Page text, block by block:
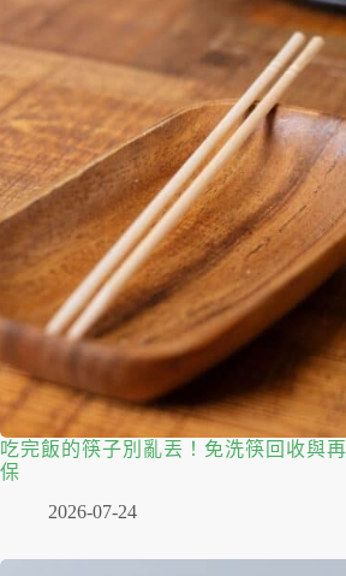
吃完飯的筷子別亂丟！免洗筷回收與
保
2026-07-24